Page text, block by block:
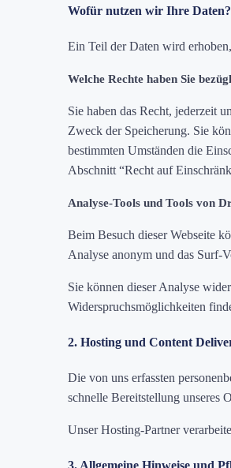
Wofür nutzen wir Ihre Daten?
Ein Teil der Daten wird
Welche Rechte haben Sie
Sie haben das Recht, jederzeit
Zweck der Speicherung. Sie
bestimmten Umständen die
Abschnitt “Recht auf
Analyse-Tools und Tools von
Beim Besuch dieser Webseite
Analyse anonym und das Surf-
Sie können dieser Analyse
Widerspruchsmöglichkeiten
2. Hosting und Content
Die von uns erfassten
schnelle Bereitstellung unseres
Unser Hosting-Partner
3. Allgemeine Hinweise und